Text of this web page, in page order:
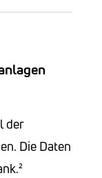
der
Die Daten